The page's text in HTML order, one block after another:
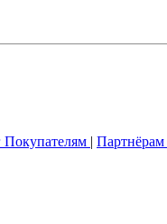
Покупателям | Партнёрам